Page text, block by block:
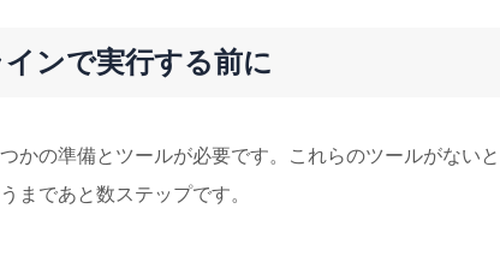
ンで実行する前に
かの準備とツールが必要です。これらのツールがない
まであと数ステップです。